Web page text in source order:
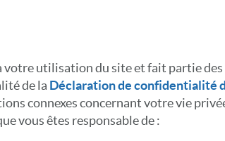
votre utilisation du site et fait partie
de la Déclaration de confidentialité
connexes concernant votre vie
vous êtes responsable de :